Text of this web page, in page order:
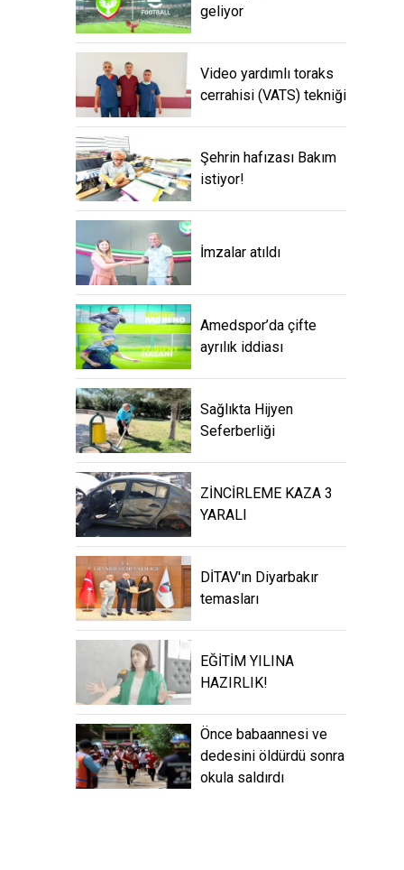
geliyor
Video yardımlı toraks
cerrahisi (VATS) tekniği
Şehrin hafızası Bakım
istiyor!
İmzalar atıldı
Amedspor’da çifte
ayrılık iddiası
Sağlıkta Hijyen
Seferberliği
ZİNCİRLEME KAZA 3
YARALI
DİTAV'ın Diyarbakır
temasları
EĞİTİM YILINA
HAZIRLIK!
Önce babaannesi ve
dedesini öldürdü sonra
okula saldırdı